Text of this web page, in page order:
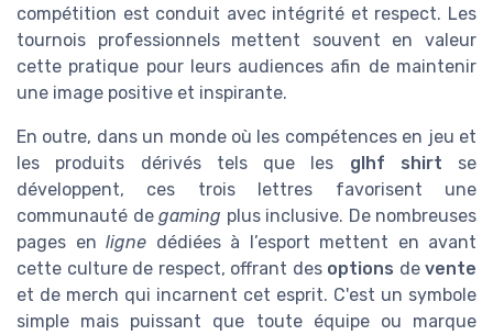
compétition est conduit avec intégrité et respect. Les
tournois professionnels mettent souvent en valeur
cette pratique pour leurs audiences afin de maintenir
une image positive et inspirante.
En outre, dans un monde où les compétences en jeu et
les produits dérivés tels que les glhf shirt se
développent, ces trois lettres favorisent une
communauté de gaming plus inclusive. De nombreuses
pages en ligne dédiées à l’esport mettent en avant
cette culture de respect, offrant des options de vente
et de merch qui incarnent cet esprit. C'est un symbole
simple mais puissant que toute équipe ou marque